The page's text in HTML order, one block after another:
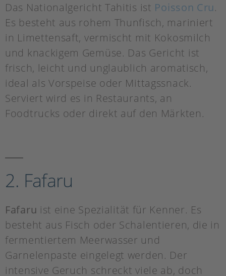
Das Nationalgericht Tahitis ist Poisson Cru.
Es besteht aus rohem Thunfisch, mariniert
in Limettensaft, vermischt mit Kokosmilch
und knackigem Gemüse. Das Gericht ist
frisch, leicht und unglaublich aromatisch,
ideal als Vorspeise oder Mittagssnack.
Serviert wird es in Restaurants, an
Foodtrucks oder direkt auf den Märkten.
2. Fafaru
Fafaru ist eine Spezialität für Kenner. Es
besteht aus Fisch oder Schalentieren, die in
fermentiertem Meerwasser und
Garnelenpaste eingelegt werden. Der
intensive Geruch schreckt viele ab, doch